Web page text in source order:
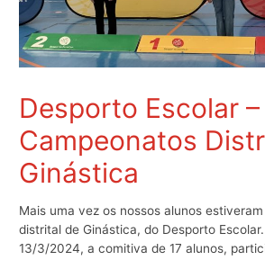
Desporto Escolar –
Campeonatos
Ginástica
Mais uma vez os nossos alunos
distrital de Ginástica, do Desporto
13/3/2024, a comitiva de 17 alunos,